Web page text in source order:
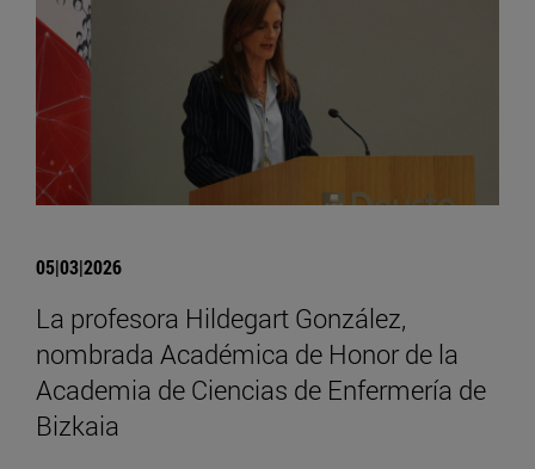
05|03|2026
La profesora Hildegart González,
nombrada Académica de Honor de la
Academia de Ciencias de Enfermería de
Bizkaia